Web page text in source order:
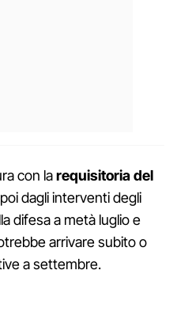
con larequisitoria del
dagli interventi degli
difesa a metà luglio e
arrivare subito o
a settembre.